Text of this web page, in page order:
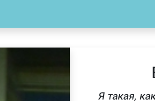
Я такая,